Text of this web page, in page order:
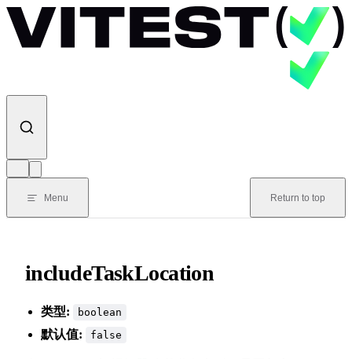
Skip to content
Menu Return to top
includeTaskLocation
类型: boolean
默认值: false